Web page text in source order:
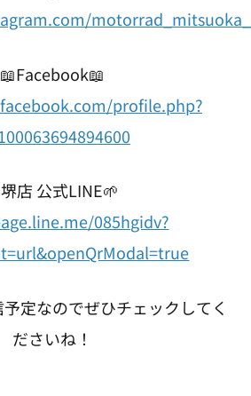
📖Facebook📖
profile.php?
店 公式LINE🌱
085hgidv?
定なのでぜひチェックしてく
ださいね！